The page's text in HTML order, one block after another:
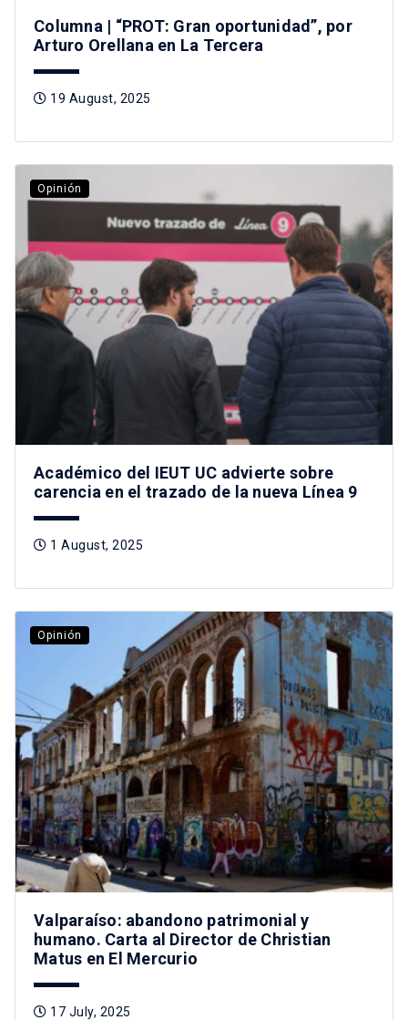
Columna | “PROT: Gran oportunidad”, por
Arturo Orellana en La Tercera
19 August, 2025
Opinión
Académico del IEUT UC advierte sobre
carencia en el trazado de la nueva Línea 9
1 August, 2025
Opinión
Valparaíso: abandono patrimonial y
humano. Carta al Director de Christian
Matus en El Mercurio
17 July, 2025